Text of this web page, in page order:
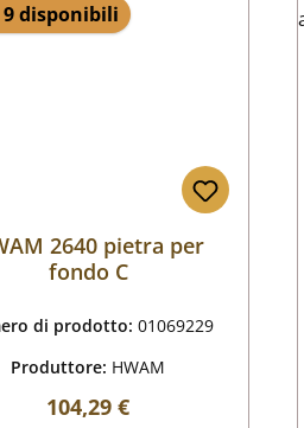
9 disponibili
2640 pietra per
fondo C
di prodotto:01069229
Produttore: HWAM
Prezzo normale:
104,29 €